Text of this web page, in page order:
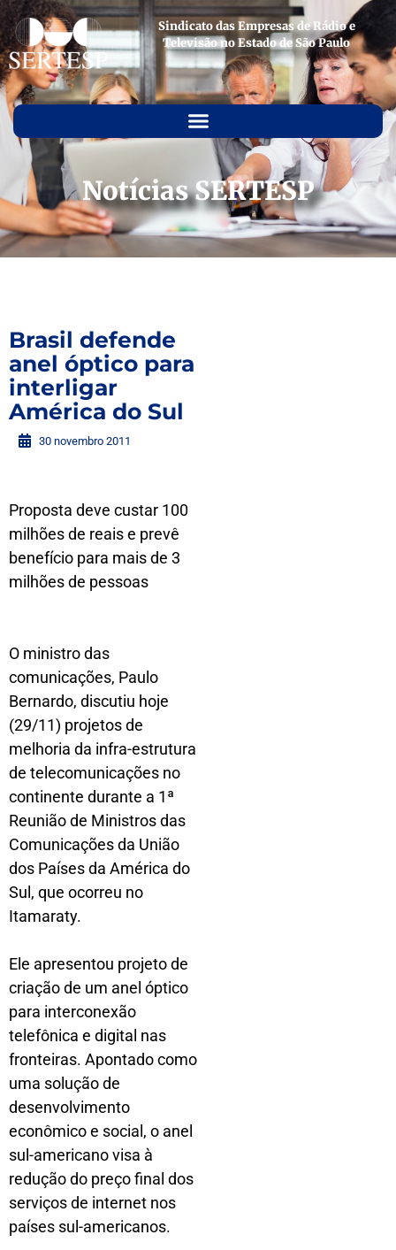
Sindicato das Empresas de Rádio e
Televisão no Estado de São Paulo
Notícias SERTESP
Brasil defende
anel óptico para
interligar
América do Sul
30 novembro 2011
Proposta deve custar 100
milhões de reais e prevê
benefício para mais de 3
milhões de pessoas
O ministro das
comunicações, Paulo
Bernardo, discutiu hoje
(29/11) projetos de
melhoria da infra-estrutura
de telecomunicações no
continente durante a 1ª
Reunião de Ministros das
Comunicações da União
dos Países da América do
Sul, que ocorreu no
Itamaraty.
Ele apresentou projeto de
criação de um anel óptico
para interconexão
telefônica e digital nas
fronteiras. Apontado como
uma solução de
desenvolvimento
econômico e social, o anel
sul-americano visa à
redução do preço final dos
serviços de internet nos
países sul-americanos.